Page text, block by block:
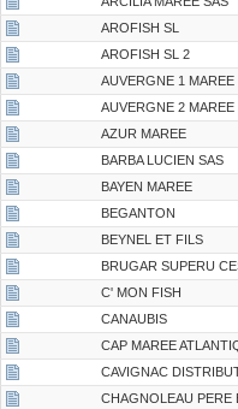
AROFISH SL
AROFISH SL 2
AUVERGNE 1 MAREE
AUVERGNE 2 MAREE
AZUR MAREE
BARBA LUCIEN SAS
BAYEN MAREE
BEGANTON
BEYNEL ET FILS
BRUGAR SUPERU
C' MON FISH
CANAUBIS
CAP MAREE
CAVIGNAC
CHAGNOLEAU PERE